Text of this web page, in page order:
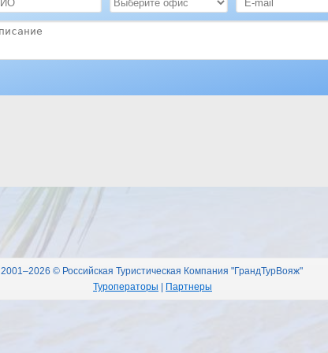
2001–2026 © Российская Туристическая Компания "ГрандТурВояж"
Туроператоры
Партнеры